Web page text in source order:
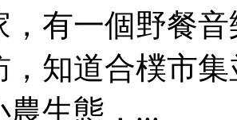
，有一個野餐
，知道合樸市
農生態，...